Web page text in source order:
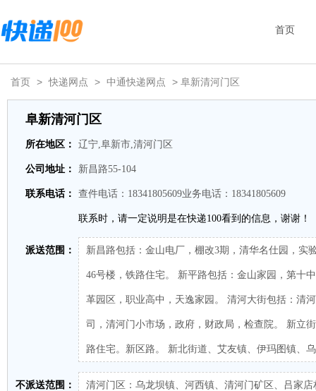
首页
首页 > 快递网点 > 中通快递网点 > 阜新清河门区
阜新清河门区
所在地区： 辽宁,阜新市,清河门区
公司地址： 新昌路55-104
联系电话： 查件电话：18341805609业务电话：18341805609
联系时，请一定说明是在快递100看到的信息，谢谢！
派送范围： 新昌路包括：金山电厂，棚改3期，清华名仕园，实
46号楼，铁路住宅。 新平路包括：金山家园，第十
革园区，职业高中，天逸家园。 清河大街包括：清
司，清河门小市场，政府，财政局，检查院。 新立
路住宅。新区路。 新北街道、艾友镇、伊玛图镇、
不派送范围： 清河门区：乌龙坝镇、河西镇、清河门矿区、吕家